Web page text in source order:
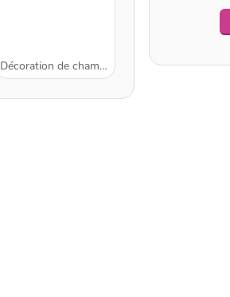
Décoration de chambre universitaire